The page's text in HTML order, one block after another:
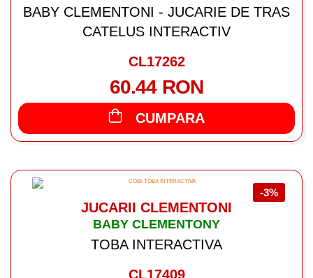
BABY CLEMENTONI - JUCARIE DE TRAS
CATELUS INTERACTIV
CL17262
60.44 RON
CUMPARA
-3%
JUCARII CLEMENTONI
BABY CLEMENTONY
TOBA INTERACTIVA
CL17409